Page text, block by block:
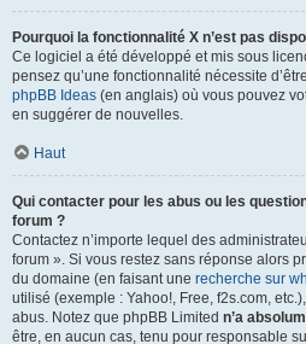
Pourquoi la fonctionnalité X n’est pas
Ce logiciel a été développé et mis sous
pensez qu’une fonctionnalité nécessite
phpBB Ideas (en anglais) où vous pouvez
en suggérer de nouvelles.
Haut
Qui contacter pour les abus ou les
forum ?
Contactez n’importe lequel des
forum ». Si vous restez sans réponse alors
du domaine (en faisant une recherche sur
utilisé (exemple : Yahoo!, Free, f2s.com,
abus. Notez que phpBB Limited n’a
être, en aucun cas, tenu pour responsable